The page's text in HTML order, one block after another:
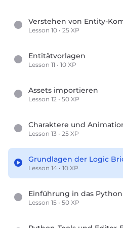
Lesson 10 • 25 XP
Entitätvorlagen
Lesson 11 • 10 XP
Assets importieren
Lesson 12 • 50 XP
Charaktere und
Lesson 13 • 25 XP
Grundlagen der Logic
Lesson 14 • 10 XP
Lesson 15 • 50 XP